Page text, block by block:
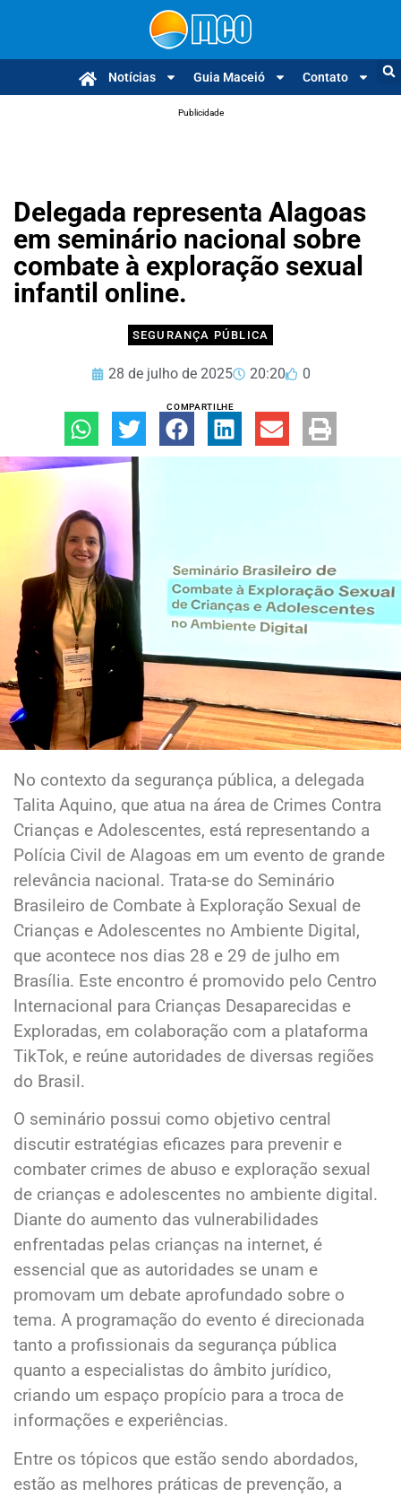
Notícias Guia Maceió Contato
Publicidade
Delegada representa Alagoas
em seminário nacional sobre
combate à exploração sexual
infantil online.
SEGURANÇA PÚBLICA
28 de julho de 2025 20:20 0
COMPARTILHE
No contexto da segurança pública, a delegada
Talita Aquino, que atua na área de Crimes Contra
Crianças e Adolescentes, está representando a
Polícia Civil de Alagoas em um evento de grande
relevância nacional. Trata-se do Seminário
Brasileiro de Combate à Exploração Sexual de
Crianças e Adolescentes no Ambiente Digital,
que acontece nos dias 28 e 29 de julho em
Brasília. Este encontro é promovido pelo Centro
Internacional para Crianças Desaparecidas e
Exploradas, em colaboração com a plataforma
TikTok, e reúne autoridades de diversas regiões
do Brasil.
O seminário possui como objetivo central
discutir estratégias eficazes para prevenir e
combater crimes de abuso e exploração sexual
de crianças e adolescentes no ambiente digital.
Diante do aumento das vulnerabilidades
enfrentadas pelas crianças na internet, é
essencial que as autoridades se unam e
promovam um debate aprofundado sobre o
tema. A programação do evento é direcionada
tanto a profissionais da segurança pública
quanto a especialistas do âmbito jurídico,
criando um espaço propício para a troca de
informações e experiências.
Entre os tópicos que estão sendo abordados,
estão as melhores práticas de prevenção, a